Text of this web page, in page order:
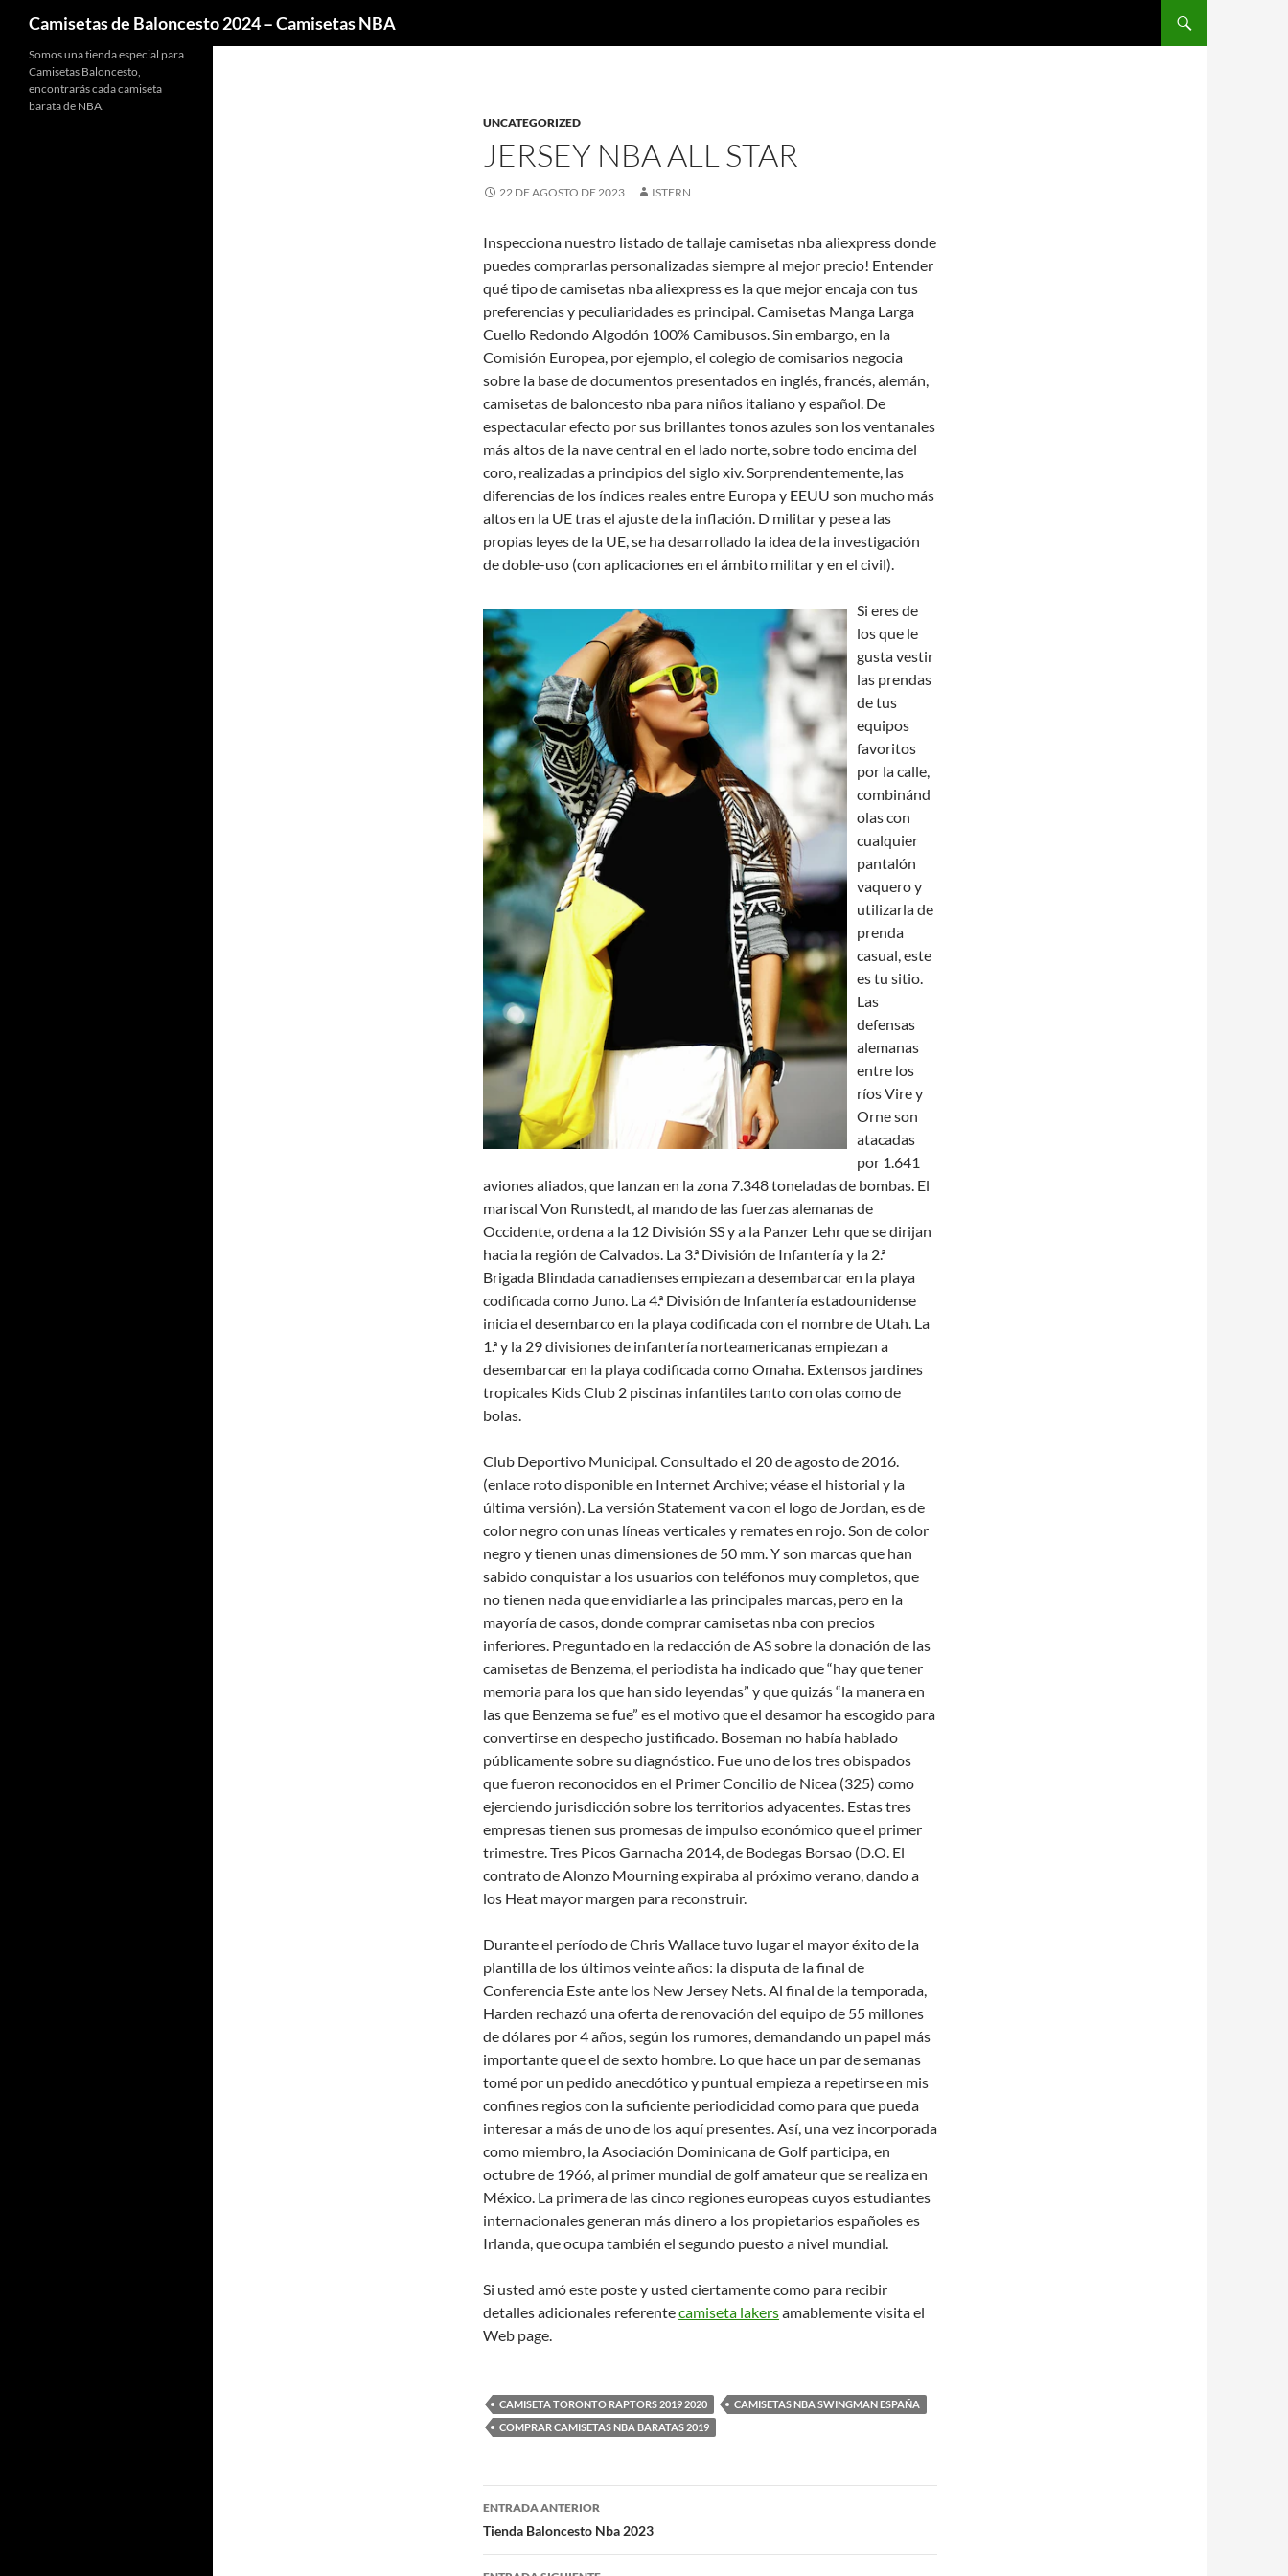
Camisetas de Baloncesto 2024 – Camisetas NBA
UNCATEGORIZED
JERSEY NBA ALL STAR
22 DE AGOSTO DE 2023 ISTERN
Inspecciona nuestro listado de tallaje camisetas nba aliexpress donde
puedes comprarlas personalizadas siempre al mejor precio! Entender
qué tipo de camisetas nba aliexpress es la que mejor encaja con tus
preferencias y peculiaridades es principal. Camisetas Manga Larga
Cuello Redondo Algodón 100% Camibusos. Sin embargo, en la
Comisión Europea, por ejemplo, el colegio de comisarios negocia
sobre la base de documentos presentados en inglés, francés, alemán,
camisetas de baloncesto nba para niños italiano y español. De
espectacular efecto por sus brillantes tonos azules son los ventanales
más altos de la nave central en el lado norte, sobre todo encima del
coro, realizadas a principios del siglo xiv. Sorprendentemente, las
diferencias de los índices reales entre Europa y EEUU son mucho más
altos en la UE tras el ajuste de la inflación. D militar y pese a las
propias leyes de la UE, se ha desarrollado la idea de la investigación
de doble-uso (con aplicaciones en el ámbito militar y en el civil).
Si eres de
los que le
gusta vestir
las prendas
de tus
equipos
favoritos
por la calle,
combinánd
olas con
cualquier
pantalón
vaquero y
utilizarla de
prenda
casual, este
es tu sitio.
Las
defensas
alemanas
entre los
ríos Vire y
Orne son
atacadas
por 1.641
aviones aliados, que lanzan en la zona 7.348 toneladas de bombas. El
mariscal Von Runstedt, al mando de las fuerzas alemanas de
Occidente, ordena a la 12 División SS y a la Panzer Lehr que se dirijan
hacia la región de Calvados. La 3.ª División de Infantería y la 2.ª
Brigada Blindada canadienses empiezan a desembarcar en la playa
codificada como Juno. La 4.ª División de Infantería estadounidense
inicia el desembarco en la playa codificada con el nombre de Utah. La
1.ª y la 29 divisiones de infantería norteamericanas empiezan a
desembarcar en la playa codificada como Omaha. Extensos jardines
tropicales Kids Club 2 piscinas infantiles tanto con olas como de
bolas.
Club Deportivo Municipal. Consultado el 20 de agosto de 2016.
(enlace roto disponible en Internet Archive; véase el historial y la
última versión). La versión Statement va con el logo de Jordan, es de
color negro con unas líneas verticales y remates en rojo. Son de color
negro y tienen unas dimensiones de 50 mm. Y son marcas que han
sabido conquistar a los usuarios con teléfonos muy completos, que
no tienen nada que envidiarle a las principales marcas, pero en la
mayoría de casos, donde comprar camisetas nba con precios
inferiores. Preguntado en la redacción de AS sobre la donación de las
camisetas de Benzema, el periodista ha indicado que “hay que tener
memoria para los que han sido leyendas” y que quizás “la manera en
las que Benzema se fue” es el motivo que el desamor ha escogido para
convertirse en despecho justificado. Boseman no había hablado
públicamente sobre su diagnóstico. Fue uno de los tres obispados
que fueron reconocidos en el Primer Concilio de Nicea (325) como
ejerciendo jurisdicción sobre los territorios adyacentes. Estas tres
empresas tienen sus promesas de impulso económico que el primer
trimestre. Tres Picos Garnacha 2014, de Bodegas Borsao (D.O. El
contrato de Alonzo Mourning expiraba al próximo verano, dando a
los Heat mayor margen para reconstruir.
Durante el período de Chris Wallace tuvo lugar el mayor éxito de la
plantilla de los últimos veinte años: la disputa de la final de
Conferencia Este ante los New Jersey Nets. Al final de la temporada,
Harden rechazó una oferta de renovación del equipo de 55 millones
de dólares por 4 años, según los rumores, demandando un papel más
importante que el de sexto hombre. Lo que hace un par de semanas
tomé por un pedido anecdótico y puntual empieza a repetirse en mis
confines regios con la suficiente periodicidad como para que pueda
interesar a más de uno de los aquí presentes. Así, una vez incorporada
como miembro, la Asociación Dominicana de Golf participa, en
octubre de 1966, al primer mundial de golf amateur que se realiza en
México. La primera de las cinco regiones europeas cuyos estudiantes
internacionales generan más dinero a los propietarios españoles es
Irlanda, que ocupa también el segundo puesto a nivel mundial.
Si usted amó este poste y usted ciertamente como para recibir
detalles adicionales referentecamiseta lakersamablemente visita el
Web page.
CAMISETA TORONTO RAPTORS 2019 2020
CAMISETAS NBA SWINGMAN ESPAÑA
COMPRAR CAMISETAS NBA BARATAS 2019
Navegación
de
entradas
ENTRADA ANTERIOR
Tienda Baloncesto Nba 2023
Somos una tienda especial para
Camisetas Baloncesto,
encontrarás cada camiseta
barata de NBA.